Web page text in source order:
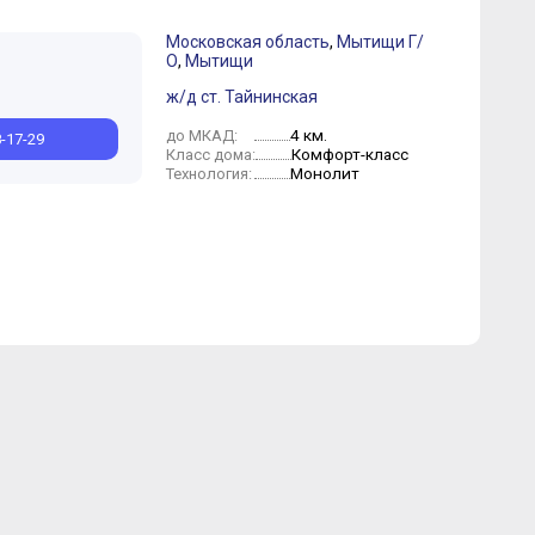
Июль Июнь Май
17-29
Московская область, Мытищи Г/
О, Мытищи
ж/д ст. Тайнинская
до МКАД: 4 км.
Класс дома: Комфорт-класс
Технология: Монолит